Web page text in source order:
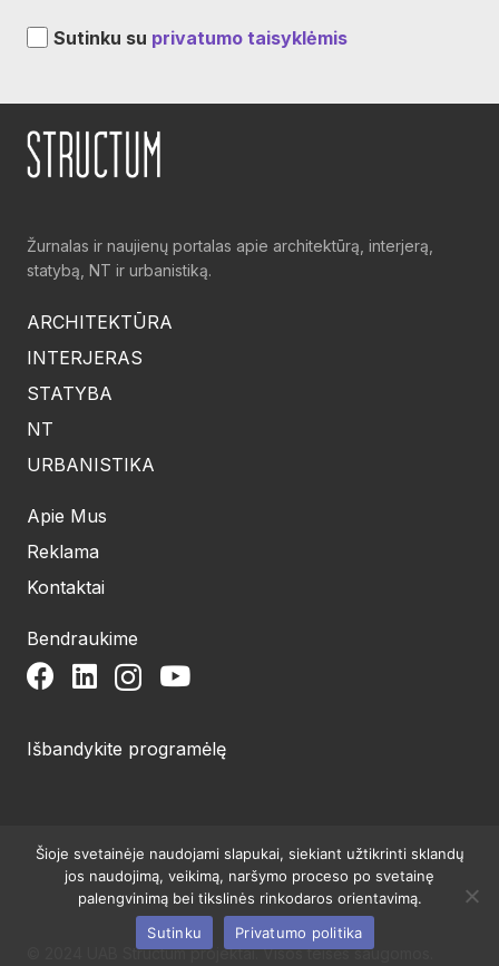
Sutinku su privatumo taisyklėmis
Žurnalas ir naujienų portalas apie architektūrą, interjerą,
statybą, NT ir urbanistiką.
ARCHITEKTŪRA
INTERJERAS
STATYBA
NT
URBANISTIKA
Apie Mus
Reklama
Kontaktai
Bendraukime
Išbandykite programėlę
© 2024 UAB Structum projektai. Visos teisės saugomos.
Šioje svetainėje naudojami slapukai, siekiant užtikrinti sklandų
jos naudojimą, veikimą, naršymo proceso po svetainę
palengvinimą bei tikslinės rinkodaros orientavimą.
Sutinku
Privatumo politika